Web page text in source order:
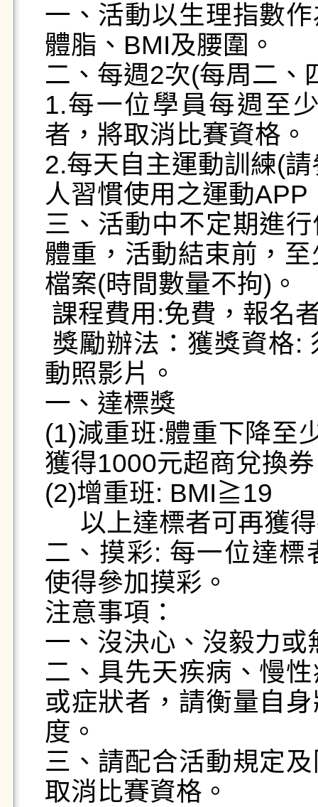
一、活動以生理指數
體脂、BMI及腰圍。
二、每週2次(每周二、
1.每一位學員每週至
者，將取消比賽資格。
2.每天自主運動訓練(
人習慣使用之運動
三、活動中不定期進
體重，活動結束前，
檔案(時間數量不拘)。
動照影片。
一、達標獎
(1)減重班:體重下降至
獲得1000元超商兌換
(2)增重班: BMI≧19
二、摸彩: 每一位達
使得參加摸彩。
注意事項：
一、沒決心、沒毅力
二、具先天疾病、慢
或症狀者，請衡量自
度。
三、請配合活動規定
取消比賽資格。